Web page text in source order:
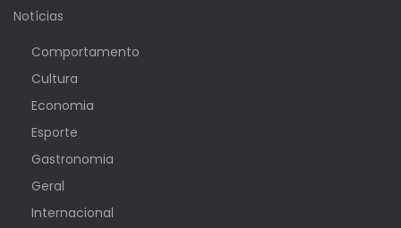
Notícias
Comportamento
Cultura
Economia
Esporte
Gastronomia
Geral
Internacional